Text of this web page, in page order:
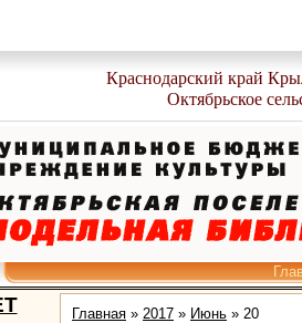
Краснодарский край
Октябрьское
Главная » 2017 » Июнь » 20